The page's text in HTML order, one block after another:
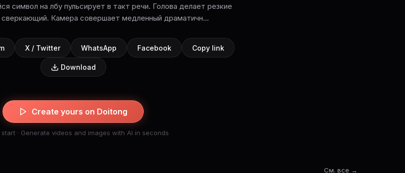
символ на лбу пульсирует в такт речи. Голова делает резкие
сверкающий. Камера совершает медленный драматичн...
X / Twitter WhatsApp Facebook Copy link
Download
Create yours on Doitong
start · Generate videos and images with AI in seconds
См. все →